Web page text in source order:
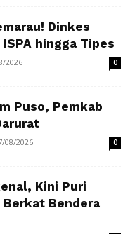
Dinkes
hingga Tipes
2026 0
Puso, Pemkab
08/2026 0
Kini Puri
Bendera